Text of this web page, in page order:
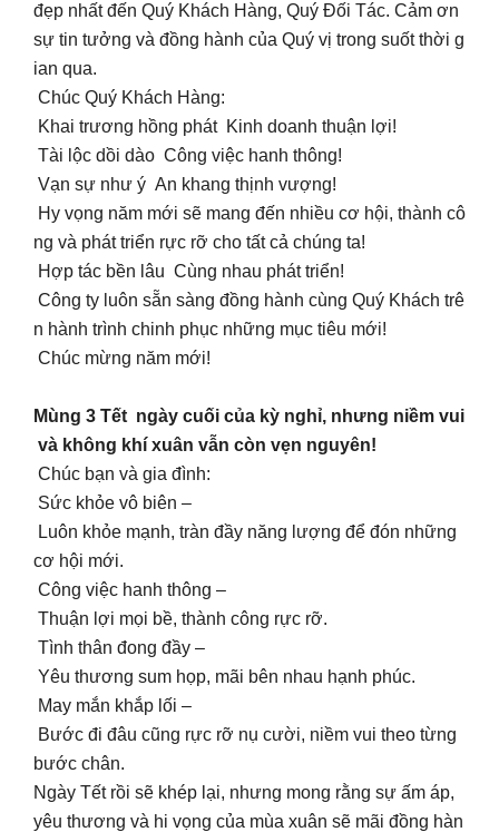
đẹp nhất đến Quý Khách Hàng, Quý Đối Tác. Cảm ơn
sự tin tưởng và đồng hành của Quý vị trong suốt thời g
ian qua.
Chúc Quý Khách Hàng:
Khai trương hồng phát Kinh doanh thuận lợi!
Tài lộc dồi dào Công việc hanh thông!
Vạn sự như ý An khang thịnh vượng!
Hy vọng năm mới sẽ mang đến nhiều cơ hội, thành cô
ng và phát triển rực rỡ cho tất cả chúng ta!
Hợp tác bền lâu Cùng nhau phát triển!
Công ty luôn sẵn sàng đồng hành cùng Quý Khách trê
n hành trình chinh phục những mục tiêu mới!
Chúc mừng năm mới!
Mùng 3 Tết ngày cuối của kỳ nghỉ, nhưng niềm vui
và không khí xuân vẫn còn vẹn nguyên!
Chúc bạn và gia đình:
Sức khỏe vô biên –
Luôn khỏe mạnh, tràn đầy năng lượng để đón những
cơ hội mới.
Công việc hanh thông –
Thuận lợi mọi bề, thành công rực rỡ.
Tình thân đong đầy –
Yêu thương sum họp, mãi bên nhau hạnh phúc.
May mắn khắp lối –
Bước đi đâu cũng rực rỡ nụ cười, niềm vui theo từng
bước chân.
Ngày Tết rồi sẽ khép lại, nhưng mong rằng sự ấm áp,
yêu thương và hi vọng của mùa xuân sẽ mãi đồng hàn